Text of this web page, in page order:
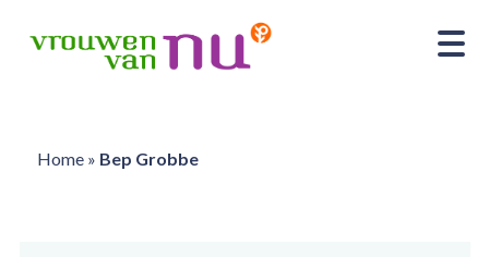
Home» Bep Grobbe